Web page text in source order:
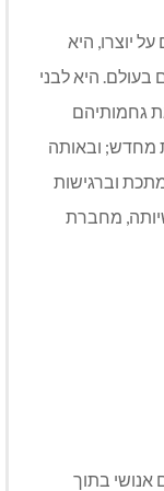
יוצרו, היא
היא לבני
גחמותיהם
מחדש; ובאותה
וברגישות
מחברת
בתוך